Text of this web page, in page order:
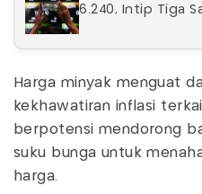
6.240, Intip Tiga
Harga minyak menguat
kekhawatiran inflasi
berpotensi mendorong
suku bunga untuk
harga.